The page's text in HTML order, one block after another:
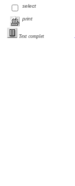
select
print
Text complet